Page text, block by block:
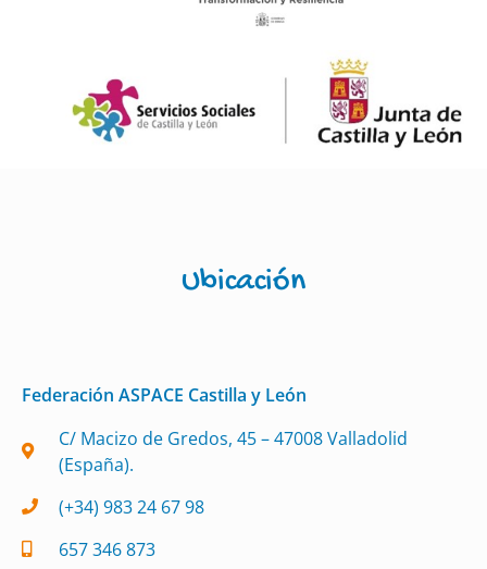
Ubicación
Federación ASPACE Castilla y León
C/ Macizo de Gredos, 45 – 47008 Valladolid
(España).
(+34) 983 24 67 98
657 346 873